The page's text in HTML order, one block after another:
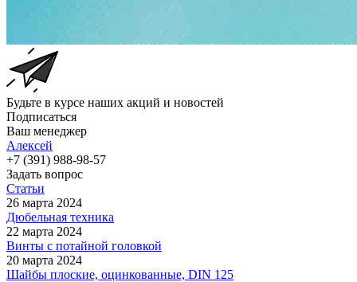
Будьте в курсе наших акций и новостей
Подписаться
Ваш менеджер
Алексей
+7 (391) 988-98-57
Задать вопрос
Статьи
26 марта 2024
Дюбельная техника
22 марта 2024
Винты с потайной головкой
20 марта 2024
Шайбы плоские, оцинкованные, DIN 125